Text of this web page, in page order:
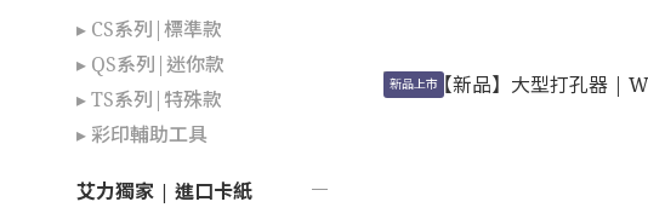
▸ CS系列|標準款
▸ QS系列|迷你款
▸ TS系列|特殊款
▸ 彩印輔助工具
艾力獨家 | 進口卡紙
新品上市